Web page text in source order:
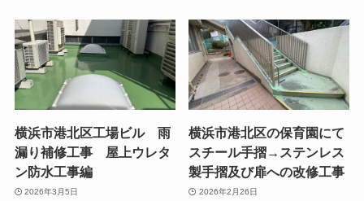
横浜市港北区工場ビル 雨
漏り補修工事 屋上ウレタ
ン防水工事編
2026年3月5日
横浜市港北区の保育園にて
スチール手摺→ステンレス
製手摺及び扉への改修工事
2026年2月26日